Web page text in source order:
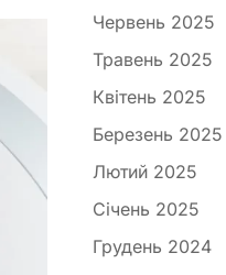
Червень 2025
Травень 2025
Квітень 2025
Березень 2025
Лютий 2025
Січень 2025
Грудень 2024